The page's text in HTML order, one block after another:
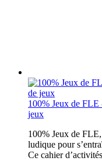
100% Jeux de
jeux
100% Jeux de
ludique pour
Ce cahier